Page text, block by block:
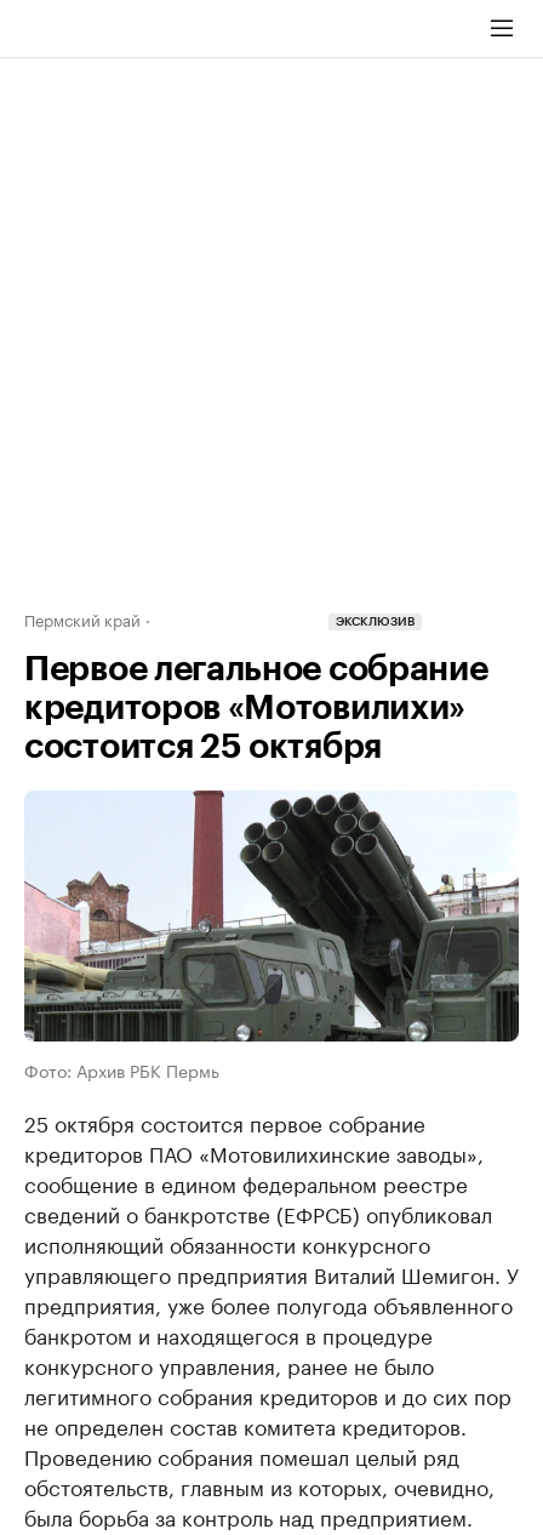
Пермский край ЭКСКЛЮЗИВ
Первое легальное собрание
кредиторов «Мотовилихи»
состоится 25 октября
Фото: Архив РБК Пермь
25 октября состоится первое собрание
кредиторов ПАО «Мотовилихинские заводы»,
сообщение в едином федеральном реестре
сведений о банкротстве (ЕФРСБ) опубликовал
исполняющий обязанности конкурсного
управляющего предприятия Виталий Шемигон. У
предприятия, уже более полугода объявленного
банкротом и находящегося в процедуре
конкурсного управления, ранее не было
легитимного собрания кредиторов и до сих пор
не определен состав комитета кредиторов.
Проведению собрания помешал целый ряд
обстоятельств, главным из которых, очевидно,
была борьба за контроль над предприятием.